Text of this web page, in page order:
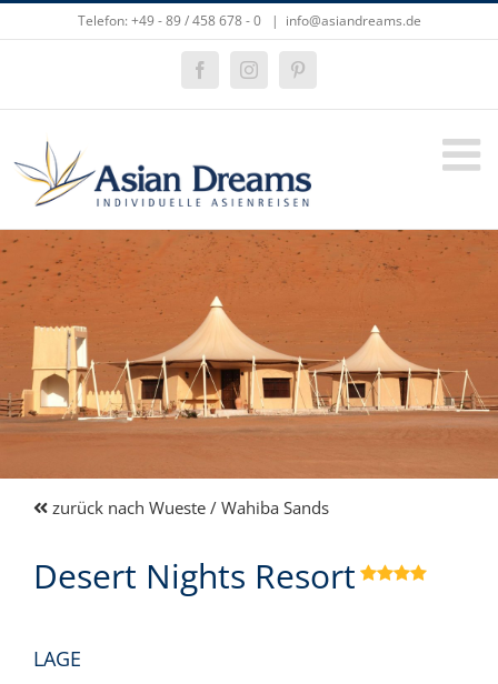
Inhalt
Telefon: +49 - 89 / 458 678 - 0 | info@asiandreams.de
FacebookInstagramPinterest
Zeige
grösseres
Bild
zurück nach Wueste / Wahiba Sands
Desert Nights Resort 
LAGE